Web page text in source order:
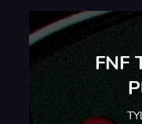
FNF